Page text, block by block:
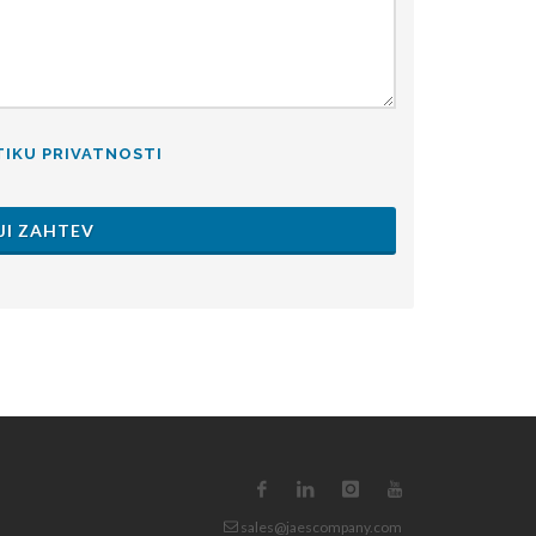
PRIVATNOSTI
ZAHTEV
sales@jaescompany.com